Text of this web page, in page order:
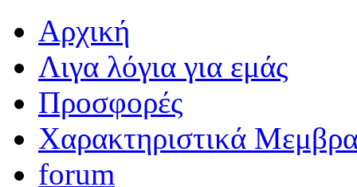
Αρχική
Λιγα λόγια για εμάς
Προσφορές
Χαρακτηριστικά
forum